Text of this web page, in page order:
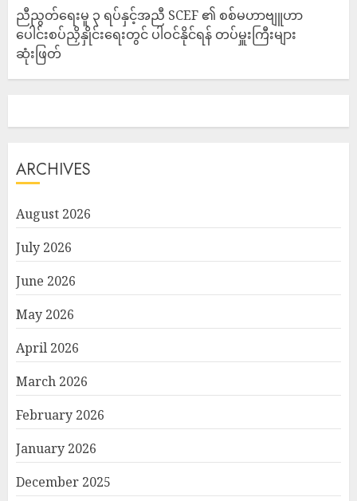
ညီညွတ်ရေးမူ ၃ ရပ်နှင့်အညီ SCEF ၏ စစ်မဟာဗျူဟာ
ပေါင်းစပ်ညှိနှိုင်းရေးတွင် ပါဝင်နိုင်ရန် တပ်မှူးကြီးများ
ဆုံးဖြတ်
ARCHIVES
August 2026
July 2026
June 2026
May 2026
April 2026
March 2026
February 2026
January 2026
December 2025